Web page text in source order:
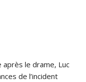
après le drame, Luc
de l’incident